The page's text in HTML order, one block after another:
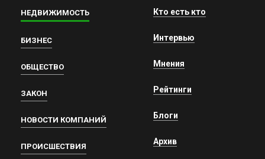
НЕДВИЖИМОСТЬ
БИЗНЕС
ОБЩЕСТВО
ЗАКОН
НОВОСТИ КОМПАНИЙ
ПРОИСШЕСТВИЯ
Кто есть кто
Интервью
Мнения
Рейтинги
Блоги
Архив